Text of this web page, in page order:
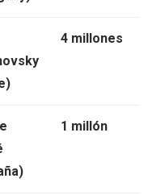
4 millones
1 millón